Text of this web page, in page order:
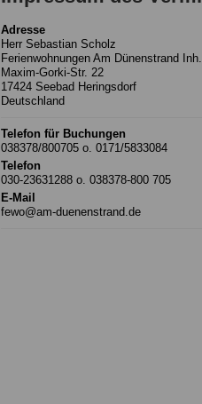
Adresse
Herr Sebastian Scholz
Ferienwohnungen Am Dünenstrand
Maxim-Gorki-Str. 22
17424 Seebad Heringsdorf
Deutschland
Telefon für Buchungen
038378/800705 o. 0171/5833084
Telefon
030-23631288 o. 038378-800 705
E-Mail
fewo@am-duenenstrand.de